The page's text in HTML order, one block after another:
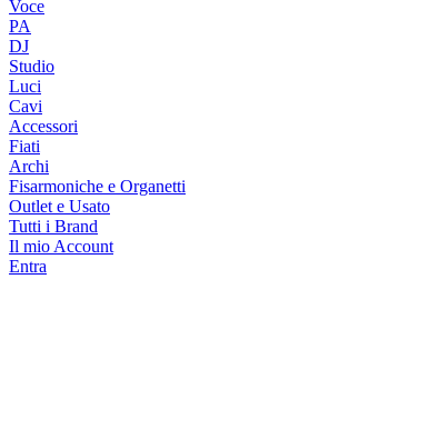
Voce
PA
DJ
Studio
Luci
Cavi
Accessori
Fiati
Archi
Fisarmoniche e Organetti
Outlet e Usato
Tutti i Brand
Il mio Account
Entra